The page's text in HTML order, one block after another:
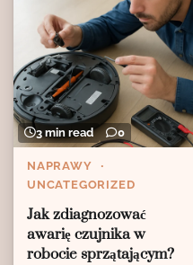
3 min read 0
NAPRAWY
UNCATEGORIZED
Jak zdiagnozować
awarię czujnika w
robocie sprzątającym?